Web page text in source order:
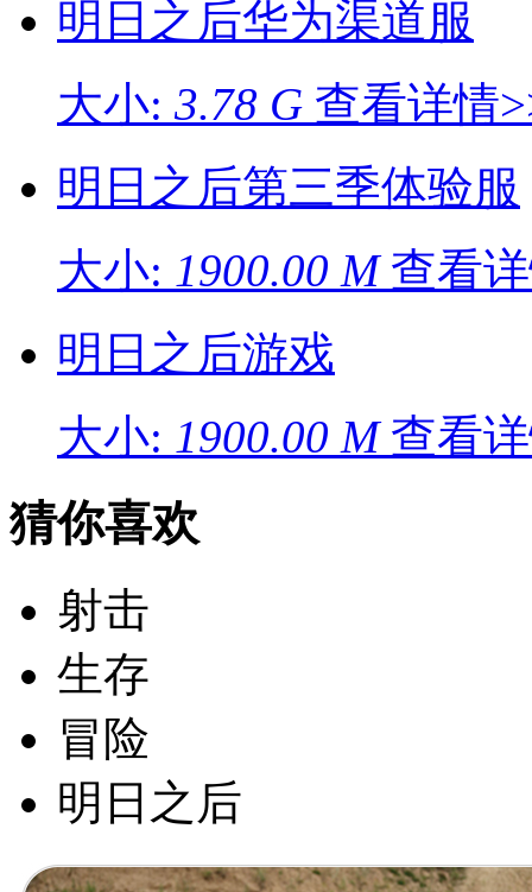
明日之后华为渠道服
大小: 3.78 G 查看详情
明日之后第三季体验服
大小: 1900.00 M查看
明日之后游戏
大小: 1900.00 M查看
猜你喜欢
射击
生存
冒险
明日之后